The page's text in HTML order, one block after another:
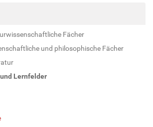
Fächer
und philosophische Fächer
Lernfelder